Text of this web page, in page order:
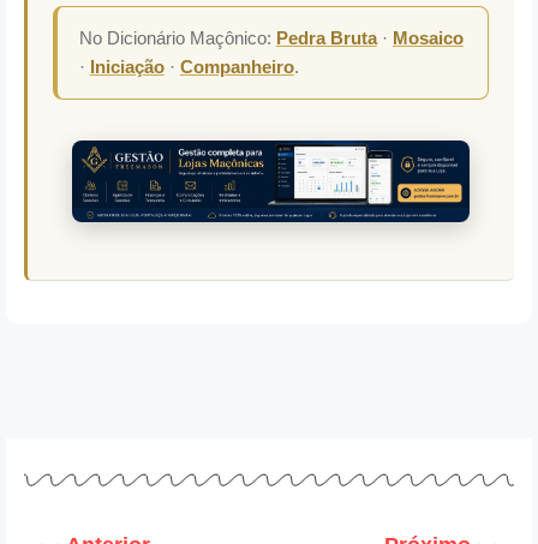
No Dicionário Maçônico: Pedra Bruta· Mosaico
· Iniciação· Companheiro.